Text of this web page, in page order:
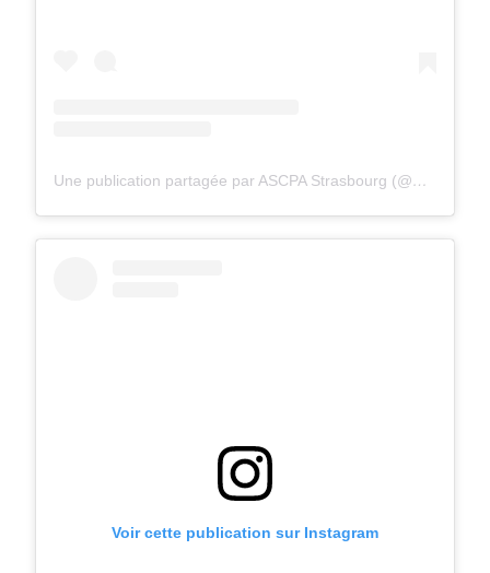
Une publication partagée par ASCPA Strasbourg (@ascpastrasbourg)
Voir cette publication sur Instagram